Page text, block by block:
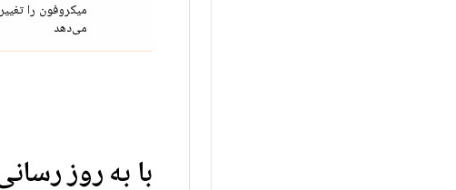
میکروفون را تغییر
می‌دهد
با به روز